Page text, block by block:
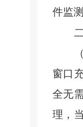
件监
窗口
全无
理，